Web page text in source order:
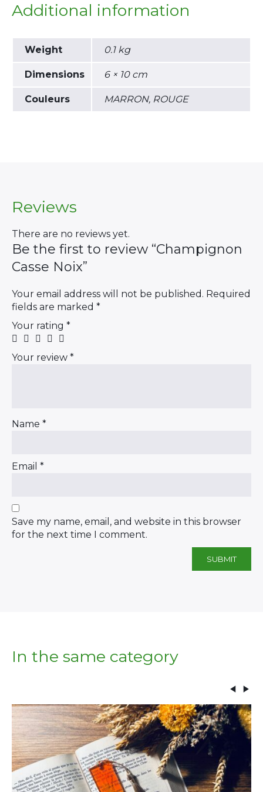
Additional information
Weight 0.1 kg
Dimensions 6 × 10 cm
Couleurs MARRON, ROUGE
Reviews
There are no reviews yet.
Be the first to review “Champignon
Casse Noix”
Your email address will not be published. Required
fields are marked *
Your rating *
Your review *
Name *
Email *
Save my name, email, and website in this browser
for the next time I comment.
In the same category
for: